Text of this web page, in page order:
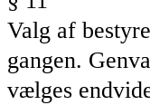
Valg af
gangen.
vælges